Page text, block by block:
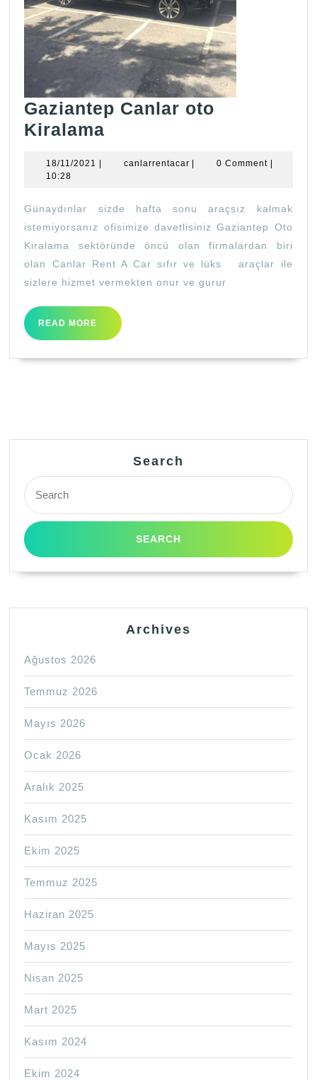
Gaziantep Canlar oto
Kiralama
oto
18/11/2021 18/11/2021
| canlarrentacarcanlarrentacar
| 0 Comment |
10:28
Günaydınlar sizde hafta sonu araçsız kalmak
istemiyorsanız ofisimize davetlisiniz Gaziantep Oto
Kiralama sektöründe öncü olan firmalardan biri
olan Canlar Rent A Car sıfır ve lüks araçlar ile
sizlere hizmet vermekten onur ve gurur
READ MORE
READ
MORE
Search
Search
for:
Archives
Ağustos 2026
Temmuz 2026
Mayıs 2026
Ocak 2026
Aralık 2025
Kasım 2025
Ekim 2025
Temmuz 2025
Haziran 2025
Mayıs 2025
Nisan 2025
Mart 2025
Kasım 2024
Ekim 2024